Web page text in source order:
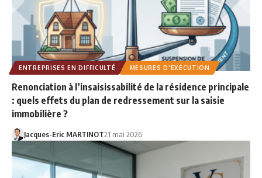
ENTREPRISES EN DIFFICULTÉ MESURES D'EXÉCUTION
Renonciation à l’insaisissabilité de la résidence principale
: quels effets du plan de redressement sur la saisie
immobilière ?
Jacques-Eric MARTINOT21 mai 2026